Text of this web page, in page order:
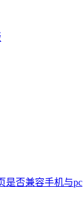
是否兼容手机与pc